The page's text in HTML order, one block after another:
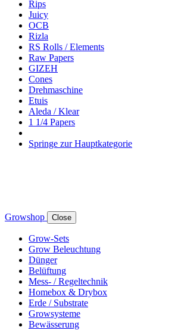
Rips
Juicy
OCB
Rizla
RS Rolls / Elements
Raw Papers
GIZEH
Cones
Drehmaschine
Etuis
Aleda / Klear
1 1/4 Papers
Springe zur Hauptkategorie
Growshop Close
Grow-Sets
Grow Beleuchtung
Dünger
Belüftung
Mess- / Regeltechnik
Homebox & Drybox
Erde / Substrate
Growsysteme
Bewässerung